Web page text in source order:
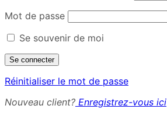
Mot de passe
Se souvenir de moi
Réinitialiser le mot de passe
Nouveau client? Enregistrez-vous ici